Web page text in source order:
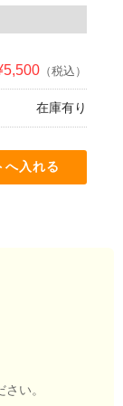
（税込）
在庫有り
い。